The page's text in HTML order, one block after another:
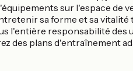
sur l'espace de
sa forme et sa
l'entière responsabilité des
des plans d'entraînement